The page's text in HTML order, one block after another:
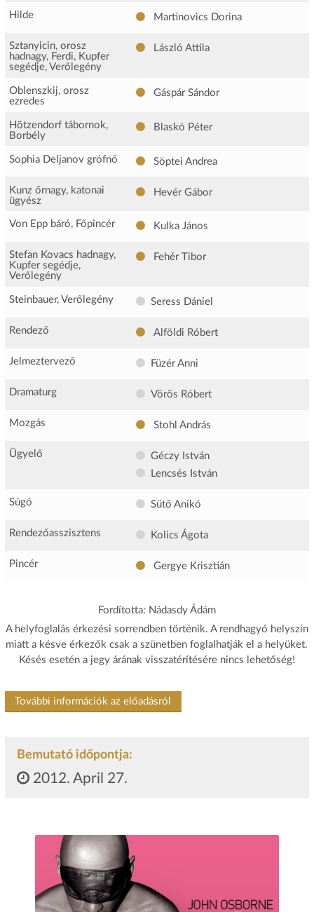
Hilde Martinovics Dorina
Sztanyicin, orosz
hadnagy, Ferdi, Kupfer
segédje, Verőlegény
László Attila
Oblenszkij, orosz
ezredes
Gáspár Sándor
Hötzendorf tábornok,
Borbély
Blaskó Péter
Sophia Deljanov grófnő Söptei Andrea
Kunz őrnagy, katonai
ügyész
Hevér Gábor
Von Epp báró, Főpincér Kulka János
Stefan Kovacs hadnagy,
Kupfer segédje,
Verőlegény
Fehér Tibor
Steinbauer, Verőlegény Seress Dániel
Rendező Alföldi Róbert
Jelmeztervező Füzér Anni
Dramaturg Vörös Róbert
Mozgás Stohl András
Ügyelő
Géczy István
Lencsés István
Súgó Sütő Anikó
Rendezőasszisztens Kolics Ágota
Pincér Gergye Krisztián
Fordította: Nádasdy Ádám
A helyfoglalás érkezési sorrendben történik. A rendhagyó helyszín
miatt a késve érkezők csak a szünetben foglalhatják el a helyüket.
Késés esetén a jegy árának visszatérítésére nincs lehetőség!
További információk az előadásról
Bemutató időpontja:
2012. April 27.